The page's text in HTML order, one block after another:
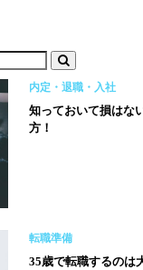
内定・退職・入社
知っておいて損はな
方！
転職準備
35歳で転職するのは